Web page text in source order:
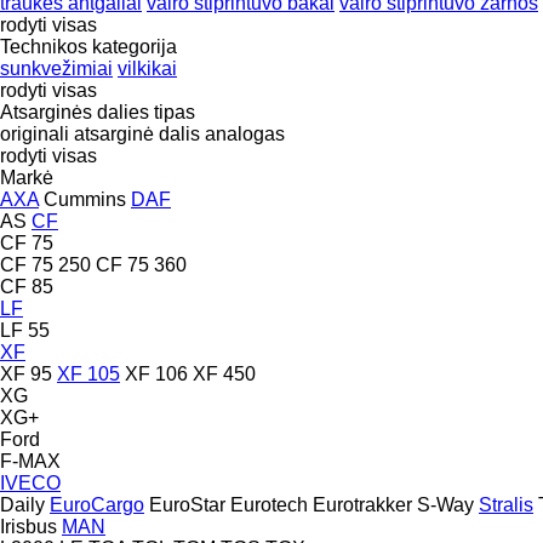
rodyti visas
Technikos kategorija
sunkvežimiai vilkikai
rodyti visas
Atsarginės dalies tipas
originali atsarginė dalis analogas
rodyti visas
Markė
AXA Cummins DAF
AS CF
CF 75
CF 75 250 CF 75 360
CF 85
LF
LF 55
XF
XF 95 XF 105 XF 106 XF 450
XG
XG+
Ford
F-MAX
IVECO
Daily EuroCargo EuroStar Eurotech Eurotrakker S-Way Stralis
Irisbus MAN